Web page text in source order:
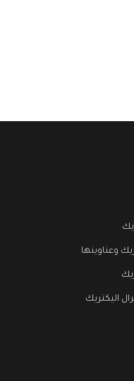
وعناوينها
اليكتريك